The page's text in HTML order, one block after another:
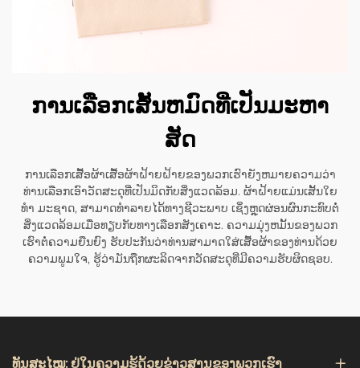
ການເລືອກເສັ້ນຫມົດທີ່ເປັນມະຫາ
ສັດ
ການເລືອກເສື້ອຜ້າເສື້ອຜ້າຝ້າຍຝ້າຍຂອງພວກເຮົາຍັງຫມາຍຄວາມວ່າ
ທ່ານເລືອກເອົາວັດສະດຸທີ່ເປັນມິດກັບສິ່ງແວດລ້ອມ. ຜ້າຝ້າຍແມ່ນເສັ້ນໃຍ
ທໍາ ມະຊາດ, ສາມາດທໍາລາຍໄດ້ທາງຊີວະພາບ ເຊິ່ງຫຼຸດຜ່ອນຜົນກະທົບຕໍ່
ສິ່ງແວດລ້ອມເມື່ອທຽບກັບທາງເລືອກສັງເຄາະ. ຄວາມມຸ່ງຫມັ້ນຂອງພວກ
ເຮົາຕໍ່ຄວາມຍືນຍົງ ຮັບປະກັນວ່າທ່ານສາມາດໃສ່ເສື້ອຜ້າຂອງທ່ານດ້ວຍ
ຄວາມພູມໃຈ, ຮູ້ວ່າມັນຖືກຜະລິດຈາກວັດສະດຸທີ່ມີຄວາມຮັບຜິດຊອບ.
ທັນສະໄໝ: ຢູ່ໃນຄວາມຮູ້ດ້ວຍຂ່າວສານຂອງພວກເຮົາ